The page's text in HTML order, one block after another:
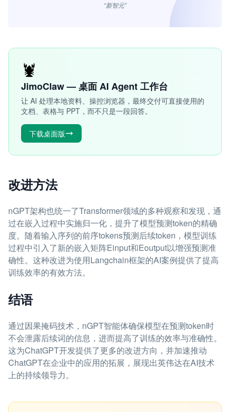
“新智元”
🦞
JimoClaw — 桌面 AI Agent 工作台
让 AI 处理本地资料、操控浏览器，最终交付可直接使用的
文档、表格与 PPT，而不只是一段回答。
下载桌面版
改进方法
nGPT架构也统一了Transformer领域的多种观察和发现，通
过在嵌入过程中实施归一化，提升了模型预测token的精确
度。随着输入序列的前序tokens预测后续token，模型训练
过程中引入了新的嵌入矩阵Einput和Eoutput以增强预测准
确性。这种改进为使用Langchain框架的AI案例提供了提高
训练效率的有效方法。
结语
通过因果掩码技术，nGPT智能体确保模型在预测token时
不会泄露后续词的信息，进而提高了训练的效率与准确性。
这为ChatGPT开发提供了更多的改进方向，并加速推动
ChatGPT在企业中的应用的拓展，展现出英伟达在AI技术
上的持续领导力。